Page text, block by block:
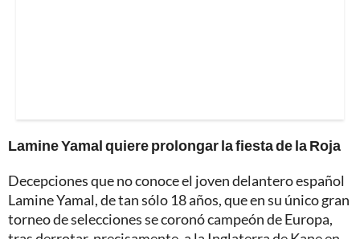
Lamine Yamal quiere prolongar la fiesta de la Roja
Decepciones que no conoce el joven delantero español
Lamine Yamal, de tan sólo 18 años, que en su único gran
torneo de selecciones se coronó campeón de Europa,